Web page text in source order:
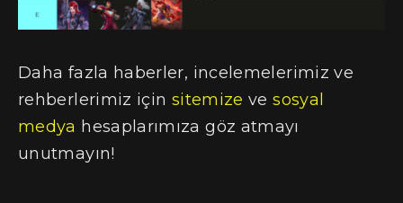
Daha fazla haberler, incelemelerimiz ve
rehberlerimiz için sitemize vesosyal
medya hesaplarımıza göz atmayı
unutmayın!